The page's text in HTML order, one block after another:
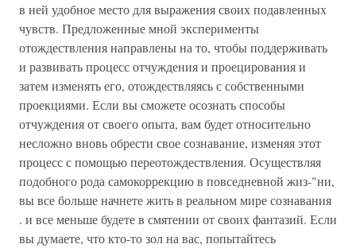
в ней удобное место для выражения своих подавленных
чувств. Предложенные мной эксперименты
отождествления направлены на то, чтобы поддерживать
и развивать процесс отчуждения и проецирования и
затем изменять его, отождествляясь с собственными
проекциями. Если вы сможете осознать способы
отчуждения от своего опыта, вам будет относительно
несложно вновь обрести свое сознавание, изменяя этот
процесс с помощью переотождествления. Осуществляя
подобного рода самокоррекцию в повседневной жиз-"ни,
вы все больше начнете жить в реальном мире сознавания
. и все меньше будете в смятении от своих фантазий. Если
вы думаете, что кто-то зол на вас, попытайтесь